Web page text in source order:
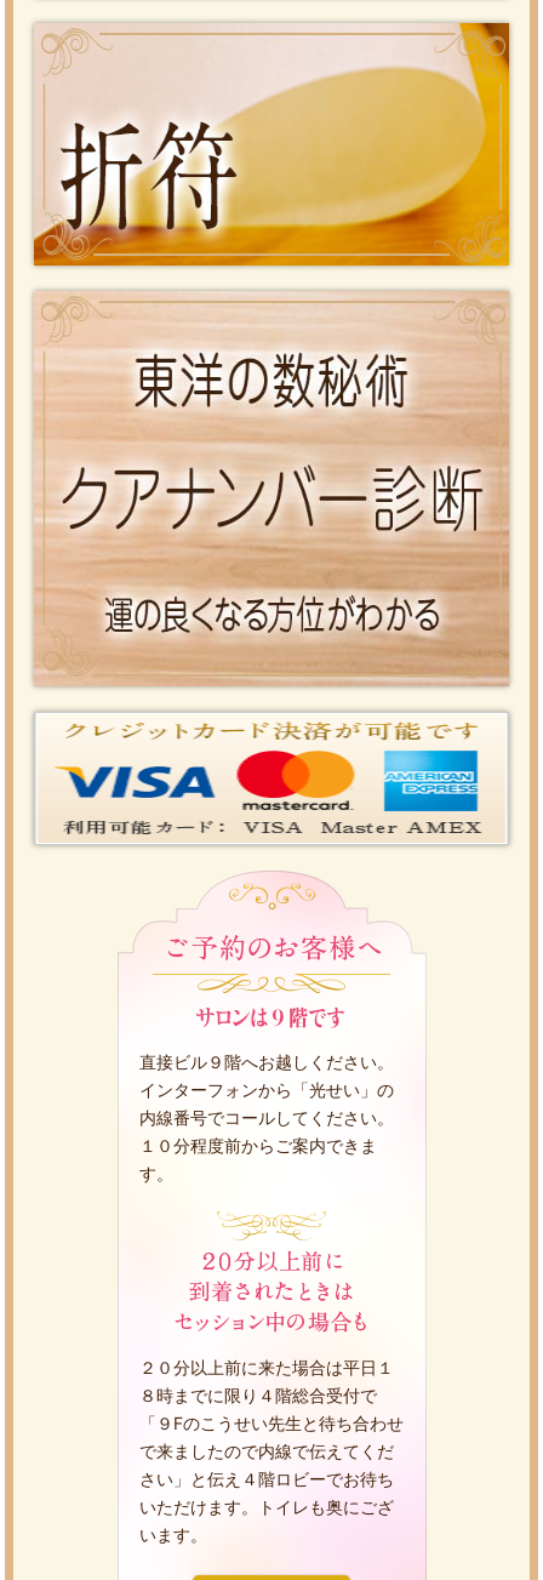
直接ビル９階へお越しください。
インターフォンから「光せい」の
内線番号でコールしてください。
１０分程度前からご案内できま
す。
２０分以上前に来た場合は平日１
８時までに限り４階総合受付で
「９Fのこうせい先生と待ち合わせ
で来ましたので内線で伝えてくだ
さい」と伝え４階ロビーでお待ち
いただけます。トイレも奥にござ
います。